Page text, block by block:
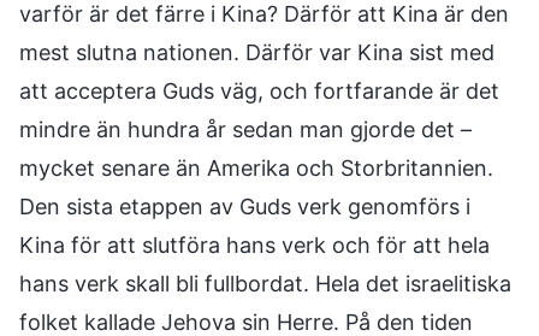
varför är det färre i Kina? Därför att Kina är den
mest slutna nationen. Därför var Kina sist med
att acceptera Guds väg, och fortfarande är det
mindre än hundra år sedan man gjorde det –
mycket senare än Amerika och Storbritannien.
Den sista etappen av Guds verk genomförs i
Kina för att slutföra hans verk och för att hela
hans verk skall bli fullbordat. Hela det israelitiska
folket kallade Jehova sin Herre. På den tiden